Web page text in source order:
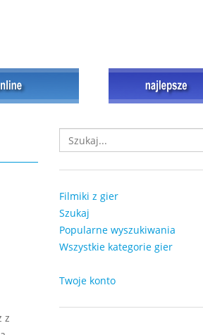
z
Filmiki z gier
Szukaj
Popularne wyszukiwania
Wszystkie kategorie gier
Twoje konto